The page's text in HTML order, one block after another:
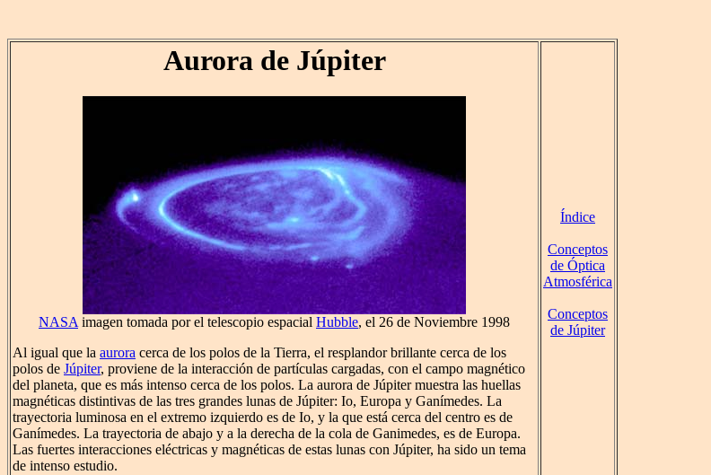
Aurora de Júpiter
NASAimagen tomada por el telescopio espacial Hubble, el 26 de Noviembre 1998
Al igual que la aurora cerca de los polos de la Tierra, el resplandor brillante cerca de los
polos de Júpiter, proviene de la interacción de partículas cargadas, con el campo magnético
del planeta, que es más intenso cerca de los polos. La aurora de Júpiter muestra las huellas
magnéticas distintivas de las tres grandes lunas de Júpiter: Io, Europa y Ganímedes. La
trayectoria luminosa en el extremo izquierdo es de Io, y la que está cerca del centro es de
Ganímedes. La trayectoria de abajo y a la derecha de la cola de Ganimedes, es de Europa.
Las fuertes interacciones eléctricas y magnéticas de estas lunas con Júpiter, ha sido un tema
de intenso estudio.
Índice
Conceptos
de Óptica
Atmosférica
Conceptos
de Júpiter